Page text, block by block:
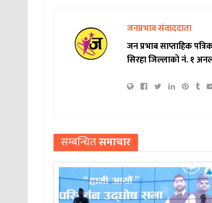
जनप्रभाव संवाददाता
जन प्रभाब साप्ताहिक
सिरहा जिल्लाको नं. १
सम्बन्धितसमाचार